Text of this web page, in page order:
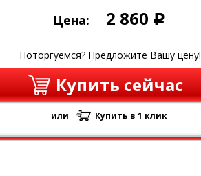
Цена: 2 860 Р
Поторгуемся? Предложите Вашу цену!
Купить сейчас
или Купить в 1 клик